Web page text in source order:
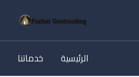
الرئيسية خدماتنا